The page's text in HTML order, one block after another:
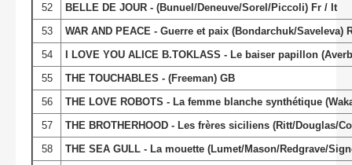
52
BELLE DE JOUR - (Bunuel/Deneuve/Sorel/Piccoli) Fr / It
53
WAR AND PEACE - Guerre et paix (Bondarchuk/Saveleva)
54
I LOVE YOU ALICE B.TOKLASS - Le baiser papillon
55
THE TOUCHABLES - (Freeman) GB
56
THE LOVE ROBOTS - La femme blanche synthétique
57
THE BROTHERHOOD - Les frères siciliens (Ritt/Douglas/
58
THE SEA GULL - La mouette (Lumet/Mason/Redgrave/